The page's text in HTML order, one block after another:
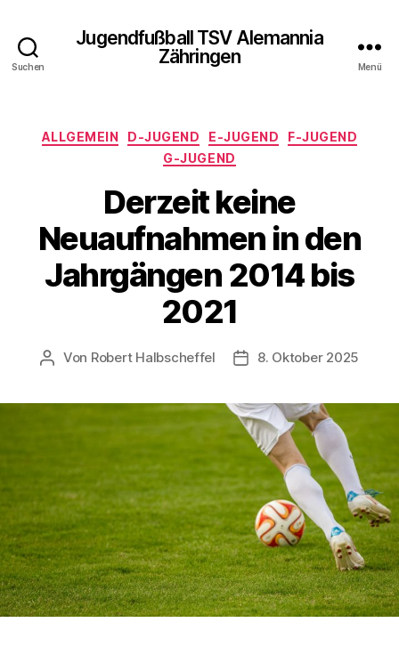
Suchen
Jugendfußball TSV Alemannia
Zähringen
Menü
Kategorien
ALLGEMEIN D-JUGEND E-JUGEND
F-JUGEND
G-JUGEND
Derzeit keine
Neuaufnahmen in den
Jahrgängen 2014 bis
2021
Beitragsautor
Von Robert Halbscheffel Veröffentlichungsdatum
8. Oktober 2025